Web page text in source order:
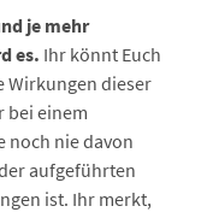
je mehr
es. Ihr könnt Euch
Wirkungen dieser
bei einem
noch nie davon
aufgeführten
ist. Ihr merkt,